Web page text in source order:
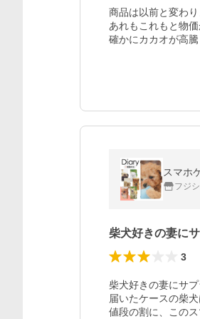
商品は以前と変わ
あれもこれもと物
確かにカカオが高
スマホ
フジ
柴犬好きの妻に
3
柴犬好きの妻にサ
届いたケースの柴
値段の割に、この